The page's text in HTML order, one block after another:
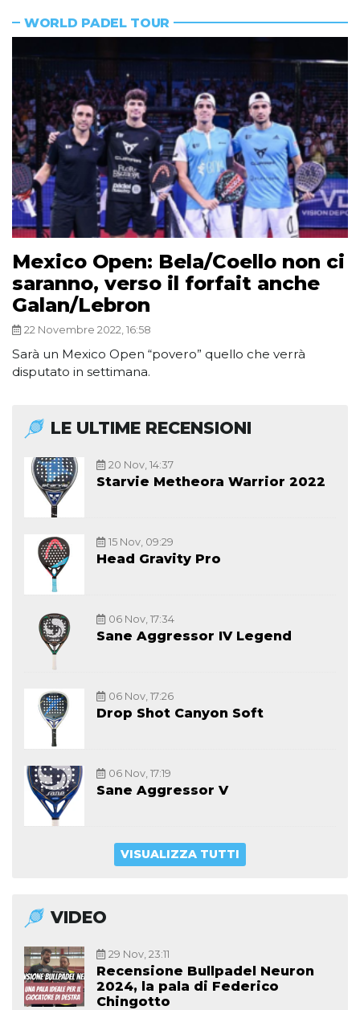
WORLD PADEL TOUR
Mexico Open: Bela/Coello non ci
saranno, verso il forfait anche
Galan/Lebron
22 Novembre 2022, 16:58
Sarà un Mexico Open “povero” quello che verrà
disputato in settimana.
LE ULTIME RECENSIONI
20 Nov, 14:37
Starvie Metheora Warrior 2022
15 Nov, 09:29
Head Gravity Pro
06 Nov, 17:34
Sane Aggressor IV Legend
06 Nov, 17:26
Drop Shot Canyon Soft
06 Nov, 17:19
Sane Aggressor V
VISUALIZZA TUTTI
VIDEO
29 Nov, 23:11
Recensione Bullpadel Neuron
2024, la pala di Federico
Chingotto